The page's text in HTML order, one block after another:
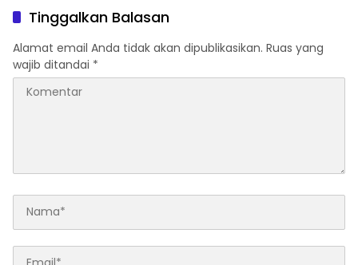
diikuti 1154 peserta dari
berbagai wilayah di pulau
sumatera
kabupaten Rohil
Tinggalkan Balasan
Alamat email Anda tidak akan dipublikasikan. Ruas yang
wajib ditandai *